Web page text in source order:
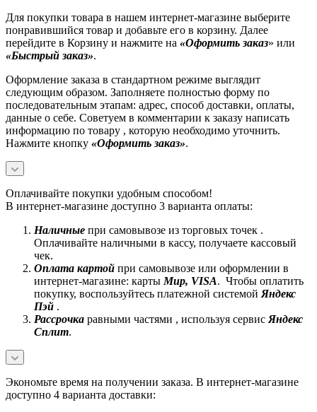
Для покупки товара в нашем интернет-магазине выберите
понравившийся товар и добавьте его в корзину. Далее
перейдите в Корзину и нажмите на «Оформить заказ» или
«Быстрый заказ».
Оформление заказа в стандартном режиме выглядит
следующим образом. Заполняете полностью форму по
последовательным этапам: адрес, способ доставки, оплаты,
данные о себе. Советуем в комментарии к заказу написать
информацию по товару , которую необходимо уточнить.
Нажмите кнопку «Оформить заказ».
Оплачивайте покупки удобным способом!
В интернет-магазине доступно 3 варианта оплаты:
Наличные при самовывозе из торговых точек .
Оплачивайте наличными в кассу, получаете кассовый
чек.
Оплата картой при самовывозе или оформлении в
интернет-магазине: карты Mир, VISA. Чтобы оплатить
покупку, воспользуйтесь платежной системой Яндекс
Пэй .
Рассрочка равными частями , используя сервис Яндекс
Сплит.
Экономьте время на получении заказа. В интернет-магазине
доступно 4 варианта доставки: